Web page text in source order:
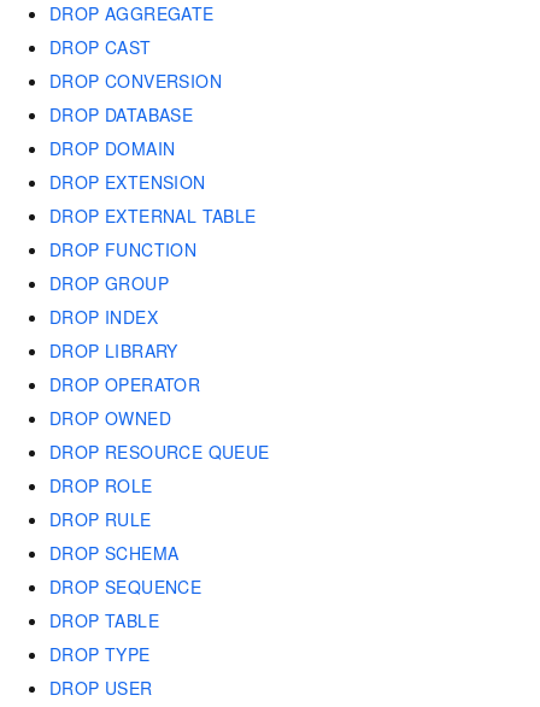
DROP AGGREGATE
DROP CAST
DROP CONVERSION
DROP DATABASE
DROP DOMAIN
DROP EXTENSION
DROP EXTERNAL TABLE
DROP FUNCTION
DROP GROUP
DROP INDEX
DROP LIBRARY
DROP OPERATOR
DROP OWNED
DROP RESOURCE QUEUE
DROP ROLE
DROP RULE
DROP SCHEMA
DROP SEQUENCE
DROP TABLE
DROP TYPE
DROP USER